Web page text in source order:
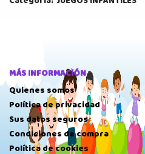
MÁS INFORMACIÓN
Quienes somos
Política de privacidad
Sus datos seguros
Condiciones de compra
Política de cookies